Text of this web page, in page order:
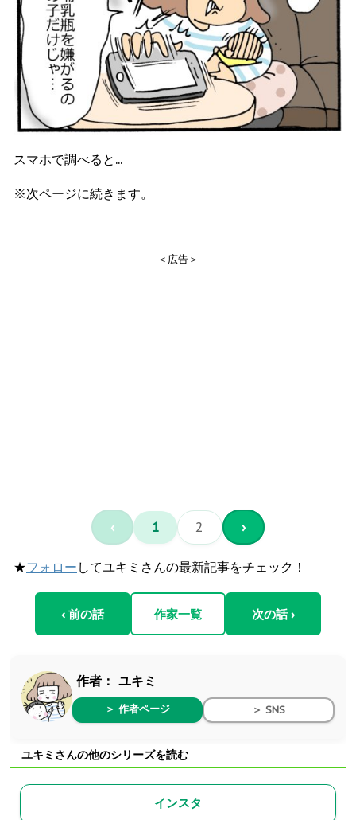
スマホで調べると...
※次ページに続きます。
＜広告＞
‹ 1 2 ›
★フォロー してユキミさんの最新記事をチェック！
‹ 前の話 作家一覧 次の話 ›
作者： ユキミ
＞ 作者ページ ＞ SNS
ユキミさんの他のシリーズを読む
インスタ